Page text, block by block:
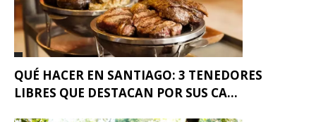
QUÉ HACER EN SANTIAGO: 3 TENEDORES
LIBRES QUE DESTACAN POR SUS CA...